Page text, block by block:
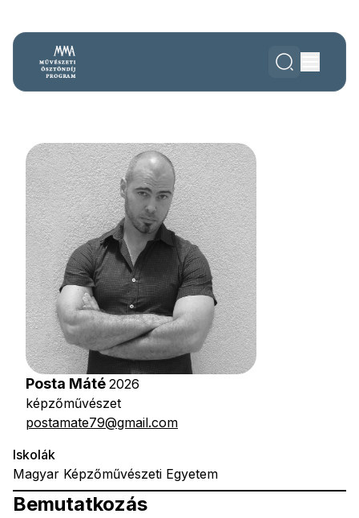
Posta Máté 2026
képzőművészet
postamate79@gmail.com
Bemutatkozás
Iskolák
Magyar Képzőművészeti Egyetem